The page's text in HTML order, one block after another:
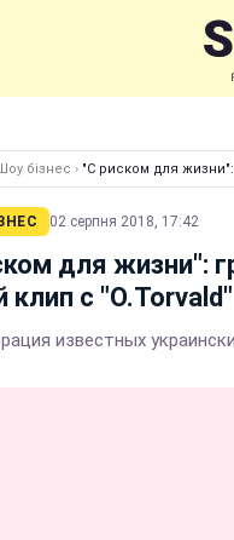
бізнес › "С риском для
02 серпня 2018, 17:42
для жизни":
клип с "O.Torvald"
известных